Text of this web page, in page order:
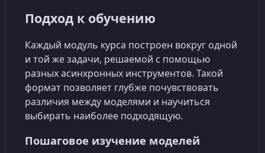
Подход к обучению
Каждый модуль курса построен вокруг одной
и той же задачи, решаемой с помощью
разных асинхронных инструментов. Такой
формат позволяет глубже почувствовать
различия между моделями и научиться
выбирать наиболее подходящую.
Пошаговое изучение моделей